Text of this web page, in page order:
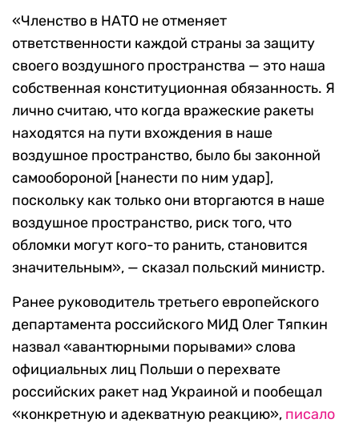
«Членство в НАТО не отменяет
ответственности каждой страны за защиту
своего воздушного пространства — это наша
собственная конституционная обязанность. Я
лично считаю, что когда вражеские ракеты
находятся на пути вхождения в наше
воздушное пространство, было бы законной
самообороной [нанести по ним удар],
поскольку как только они вторгаются в наше
воздушное пространство, риск того, что
обломки могут кого-то ранить, становится
значительным», — сказал польский министр.
Ранее руководитель третьего европейского
департамента российского МИД Олег Тяпкин
назвал «авантюрными порывами» слова
официальных лиц Польши о перехвате
российских ракет над Украиной и пообещал
«конкретную и адекватную реакцию», писало